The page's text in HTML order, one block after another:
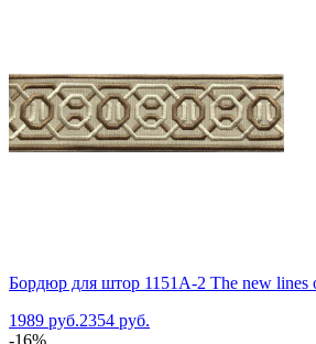
Бордюр для штор 1151A-2 The new lines
1989 руб.2354 руб.